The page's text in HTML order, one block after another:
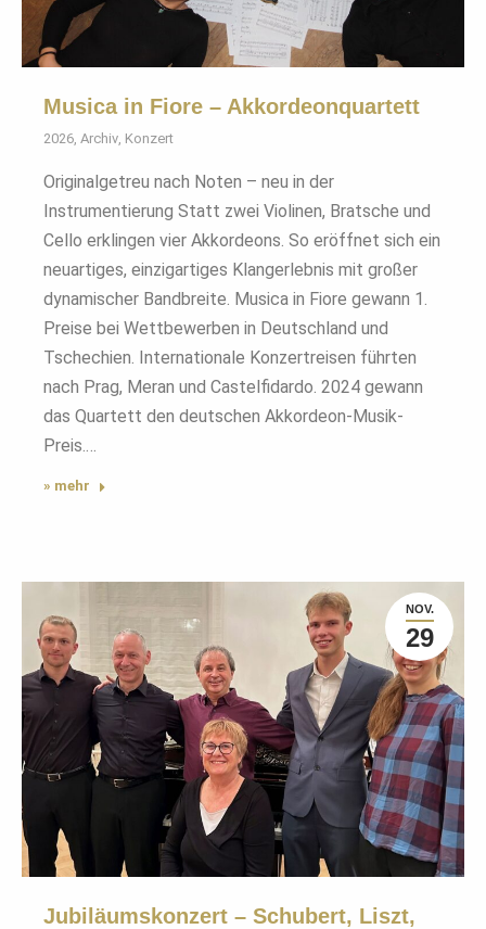
Musica in Fiore – Akkordeonquartett
2026 Archiv Konzert
Originalgetreu nach Noten – neu in der
Instrumentierung Statt zwei Violinen, Bratsche und
Cello erklingen vier Akkordeons. So eröffnet sich ein
neuartiges, einzigartiges Klangerlebnis mit großer
dynamischer Bandbreite. Musica in Fiore gewann 1.
Preise bei Wettbewerben in Deutschland und
Tschechien. Internationale Konzertreisen führten
nach Prag, Meran und Castelfidardo. 2024 gewann
das Quartett den deutschen Akkordeon-Musik-
Preis.…
» mehr
NOV.
29
Jubiläumskonzert – Schubert, Liszt,